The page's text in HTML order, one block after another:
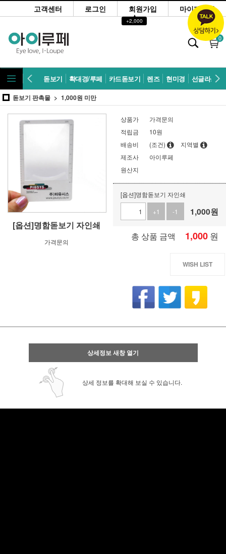
고객센터 로그인 회원가입
▲
+2,000
마이페이지
0
돋보기 확대경/루페 카드돋보기 렌즈 현미경 선글라스
돋보기 판촉물 1,000원 미만
[옵션]명함돋보기 자인쇄
가격문의
상품가
가격문의
적립금
10원
배송비
(조건)
지역별
제조사
아이루페
원산지
[옵션]명함돋보기 자인쇄
+1
-1 1,000원
총 상품 금액 1,000 원
WISH LIST
상세정보 새창 열기
상세 정보를 확대해 보실 수 있습니다.